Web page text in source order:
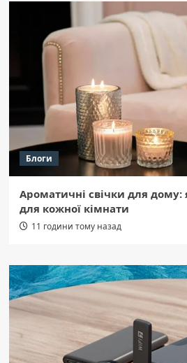
Блоги
Ароматичні свічки для дому:
для кожної кімнати
11 години тому назад